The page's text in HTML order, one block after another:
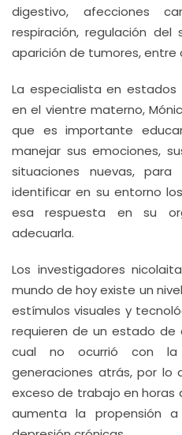
digestivo, afecciones
respiración, regulación del
aparición de tumores, entre
La especialista en
en el vientre materno,
que es importante
manejar sus emociones,
situaciones nuevas,
identificar en su entorno
esa respuesta en su
adecuarla.
Los investigadores
mundo de hoy existe un
estímulos visuales y
requieren de un estado de
cual no ocurrió con
generaciones atrás, por lo
exceso de trabajo en horas
aumenta la propensión